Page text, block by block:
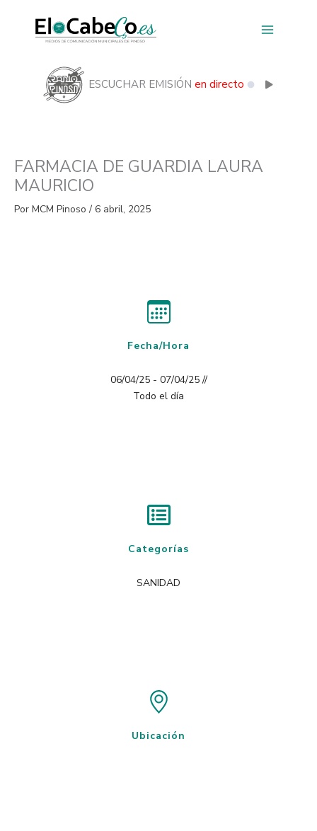
contenido
ESCUCHAR EMISIÓN en directo
FARMACIA DE GUARDIA LAURA
MAURICIO
Por MCM Pinoso / 6 abril, 2025
Fecha/Hora
06/04/25 - 07/04/25 //
Todo el día
Categorías
SANIDAD
Ubicación